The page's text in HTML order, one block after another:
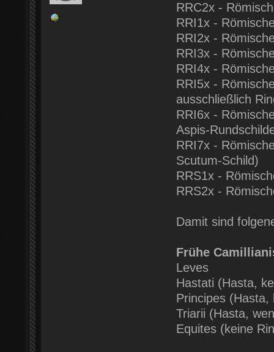
RRC2x -
RRI1x -
RRI2x -
RRI3x -
RRI4x -
RRI5x -
ausschließlich
RRI6x -
Aspis-
RRI7x -
Scutum-Schild)
RRS1x -
RRS2x -
Damit sind
Frühe
Leves
Hastati (Hasta,
Principes (Hasta,
Triarii (Hasta,
Equites (keine